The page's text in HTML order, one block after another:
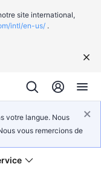
site international,
intl/en-us/ .
votre langue. Nous
vous remercions de